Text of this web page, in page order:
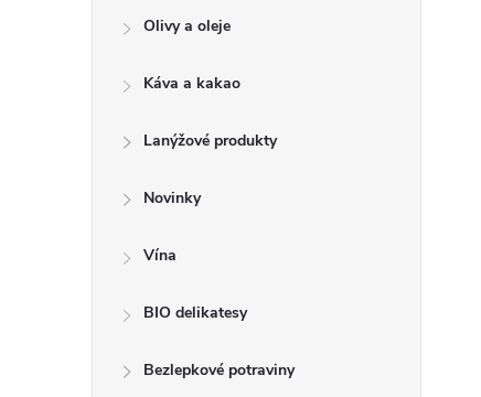
Olivy a oleje
Káva a kakao
Lanýžové produkty
Novinky
Vína
BIO delikatesy
Bezlepkové potraviny